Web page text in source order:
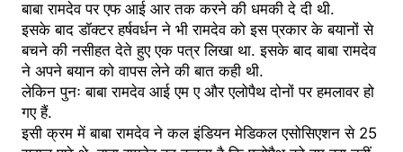
बाबा रामदेव पर एफ आई आर तक करने की धमकी दे दी थी.
इसके बाद डॉक्टर हर्षवर्धन ने भी रामदेव को इस प्रकार के बयानों से
बचने की नसीहत देते हुए एक पत्र लिखा था. इसके बाद बाबा रामदेव
ने अपने बयान को वापस लेने की बात कही थी.
लेकिन पुनः बाबा रामदेव आई एम ए और एलोपैथ दोनों पर हमलावर हो
गए हैं.
इसी क्रम में बाबा रामदेव ने कल इंडियन मेडिकल एसोसिएशन से 25